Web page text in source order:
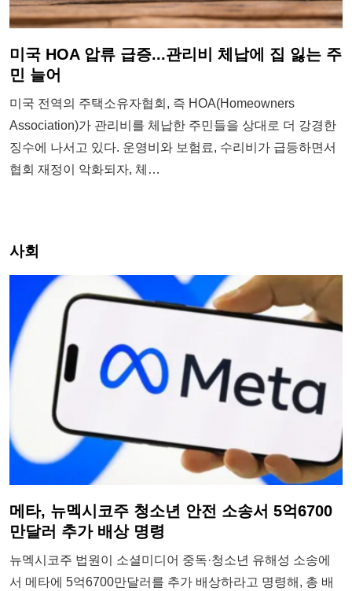
미국 HOA 압류 급증...관리비 체납에 집 잃는 주
민 늘어
미국 전역의 주택소유자협회, 즉 HOA(Homeowners
Association)가 관리비를 체납한 주민들을 상대로 더 강경한
징수에 나서고 있다. 운영비와 보험료, 수리비가 급등하면서
협회 재정이 악화되자, 체…
사회
메타, 뉴멕시코주 청소년 안전 소송서 5억6700
만달러 추가 배상 명령
뉴멕시코주 법원이 소셜미디어 중독·청소년 유해성 소송에
서 메타에 5억6700만달러를 추가 배상하라고 명령해, 총 배